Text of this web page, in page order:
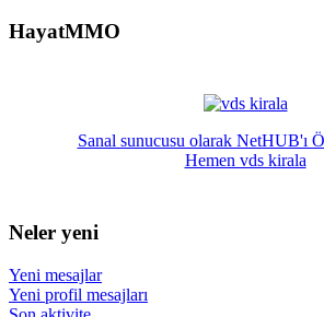
HayatMMO
Sanal sunucusu olarak NetHUB'ı
Hemen vds kirala
Neler yeni
Yeni mesajlar
Yeni profil mesajları